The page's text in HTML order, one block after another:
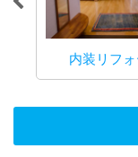
内装リフォ